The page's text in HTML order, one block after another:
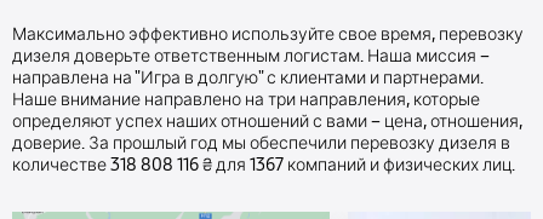
Максимально эффективно используйте свое время, перевозку
дизеля доверьте ответственным логистам. Наша миссия –
направлена на "Игра в долгую" с клиентами и партнерами.
Наше внимание направлено на три направления, которые
определяют успех наших отношений с вами – цена, отношения,
доверие. За прошлый год мы обеспечили перевозку дизеля в
количестве 318 808 116 ₴ для 1367 компаний и физических лиц.